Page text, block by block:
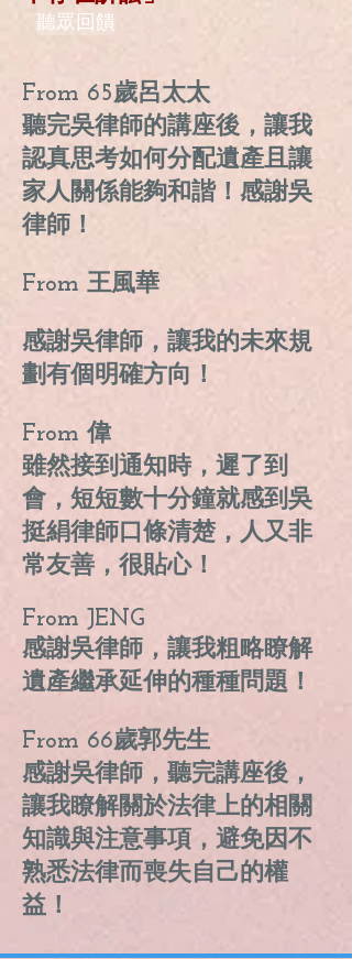
聽眾回饋
From 65歲呂太太
聽完吳律師的講座後，讓我
認真思考如何分配遺產且讓
家人關係能夠和諧！感謝吳
律師！
From 王風華
感謝吳律師，讓我的未來規
劃有個明確方向！
From 偉
雖然接到通知時，遲了到
會，短短數十分鐘就感到吳
挺絹律師口條清楚，人又非
常友善，很貼心！
From JENG
感謝吳律師，讓我粗略瞭解
遺產繼承延伸的種種問題！
From 66歲郭先生
感謝吳律師，聽完講座後，
讓我瞭解關於法律上的相關
知識與注意事項，避免因不
熟悉法律而喪失自己的權
益！